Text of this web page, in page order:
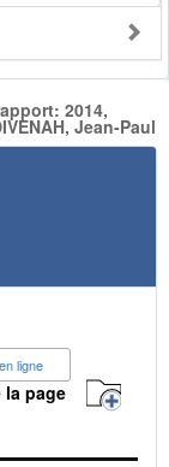
2014,
Jean-Paul
ligne
page